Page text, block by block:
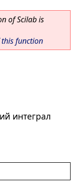
of Scilab is
function
интеграл